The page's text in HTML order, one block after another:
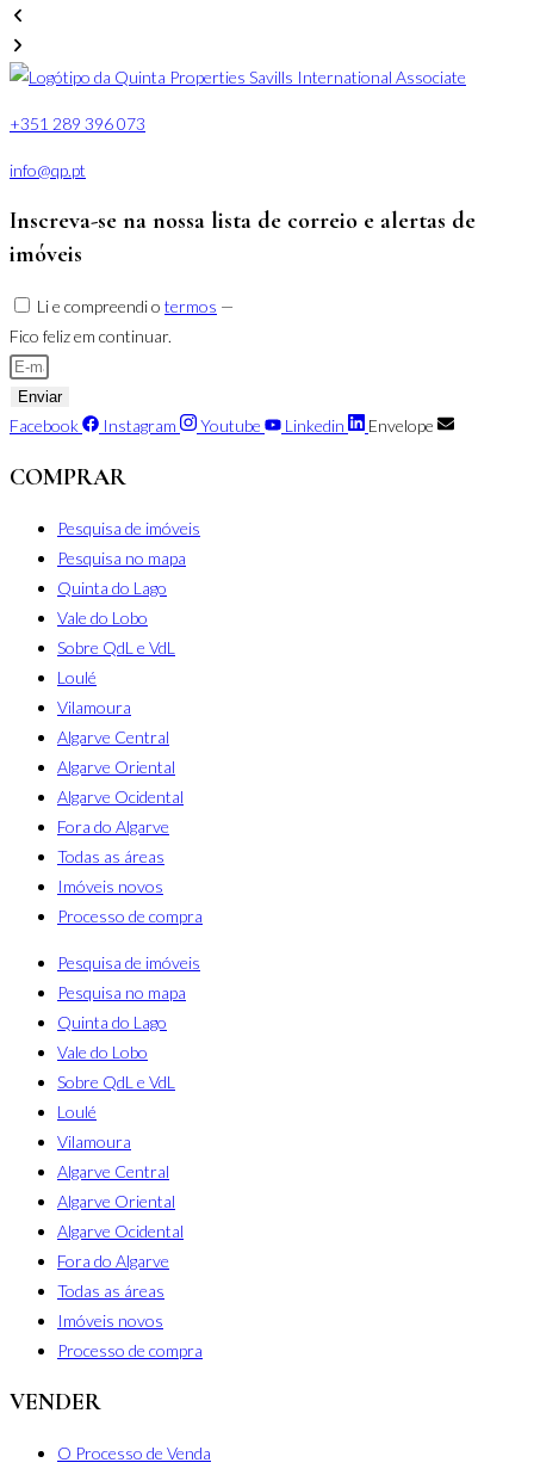
+351 289 396 073
info@qp.pt
Inscreva-se na nossa lista de correio e alertas de
imóveis
Li e compreendi o termos —
Fico feliz em continuar.
Enviar
Facebook Instagram Youtube Linkedin Envelope
COMPRAR
Pesquisa de imóveis
Pesquisa no mapa
Quinta do Lago
Vale do Lobo
Sobre QdL e VdL
Loulé
Vilamoura
Algarve Central
Algarve Oriental
Algarve Ocidental
Fora do Algarve
Todas as áreas
Imóveis novos
Processo de compra
Pesquisa de imóveis
Pesquisa no mapa
Quinta do Lago
Vale do Lobo
Sobre QdL e VdL
Loulé
Vilamoura
Algarve Central
Algarve Oriental
Algarve Ocidental
Fora do Algarve
Todas as áreas
Imóveis novos
Processo de compra
VENDER
O Processo de Venda